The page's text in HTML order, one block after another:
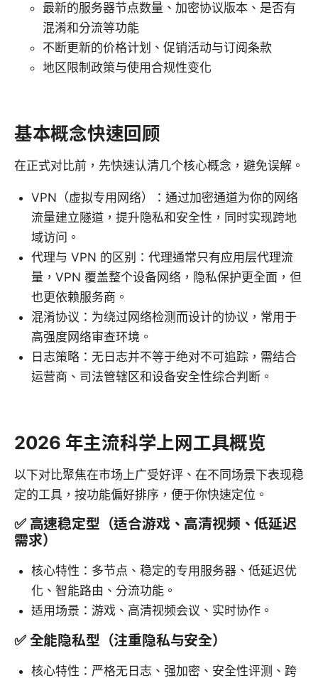
最新的服务器节点数量、加密协议版本、是否有
混淆和分流等功能
不断更新的价格计划、促销活动与订阅条款
地区限制政策与使用合规性变化
基本概念快速回顾
在正式对比前，先快速认清几个核心概念，避免误解。
VPN（虚拟专用网络）：通过加密通道为你的网络
流量建立隧道，提升隐私和安全性，同时实现跨地
域访问。
代理与 VPN 的区别：代理通常只有应用层代理流
量，VPN 覆盖整个设备网络，隐私保护更全面，但
也更依赖服务商。
混淆协议：为绕过网络检测而设计的协议，常用于
高强度网络审查环境。
日志策略：无日志并不等于绝对不可追踪，需结合
运营商、司法管辖区和设备安全性综合判断。
2026 年主流科学上网工具概览
以下对比聚焦在市场上广受好评、在不同场景下表现稳
定的工具，按功能偏好排序，便于你快速定位。
✅ 高速稳定型（适合游戏、高清视频、低延迟
需求）
核心特性：多节点、稳定的专用服务器、低延迟优
化、智能路由、分流功能。
适用场景：游戏、高清视频会议、实时协作。
✅ 全能隐私型（注重隐私与安全）
核心特性：严格无日志、强加密、安全性评测、跨